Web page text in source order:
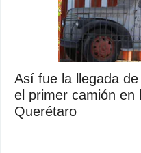
Así fue la llegada
el primer camión en
Querétaro